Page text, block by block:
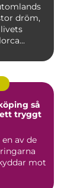
dröm,
så
tryggt
av de
mot